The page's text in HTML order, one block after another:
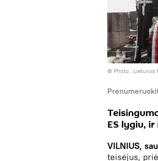
© Photo : Lietuvos
ES lygiu,
VILNIUS,
teisėjus,